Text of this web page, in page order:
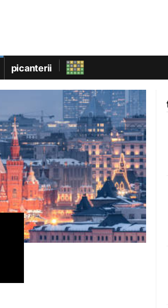
picanterii